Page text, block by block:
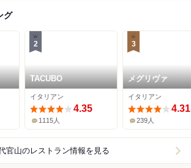
グ
2
TACUBO
イタリアン
4.35
1115人
3
メグリヴァ
イタリアン
4.31
239人
官山のレストラン情報を見る